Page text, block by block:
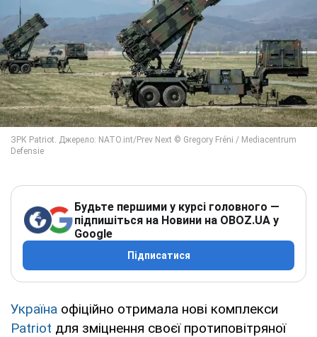
Будьте першими у курсі головного —
підпишіться на Новини на OBOZ.UA у
Google
Підписатися
Україна офіційно отримала нові комплекси
Patriot для зміцнення своєї протиповітряної